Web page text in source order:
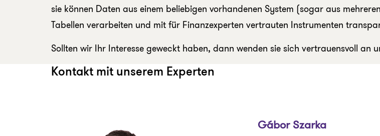
sie können Daten aus einem beliebigen vorhandenen System (sogar aus
Tabellen verarbeiten und mit für Finanzexperten vertrauten Instrumenten
Sollten wir Ihr Interesse geweckt haben, dann wenden sie sich vertrauensvoll an
Kontakt mit unserem Experten
Gábor Szarka